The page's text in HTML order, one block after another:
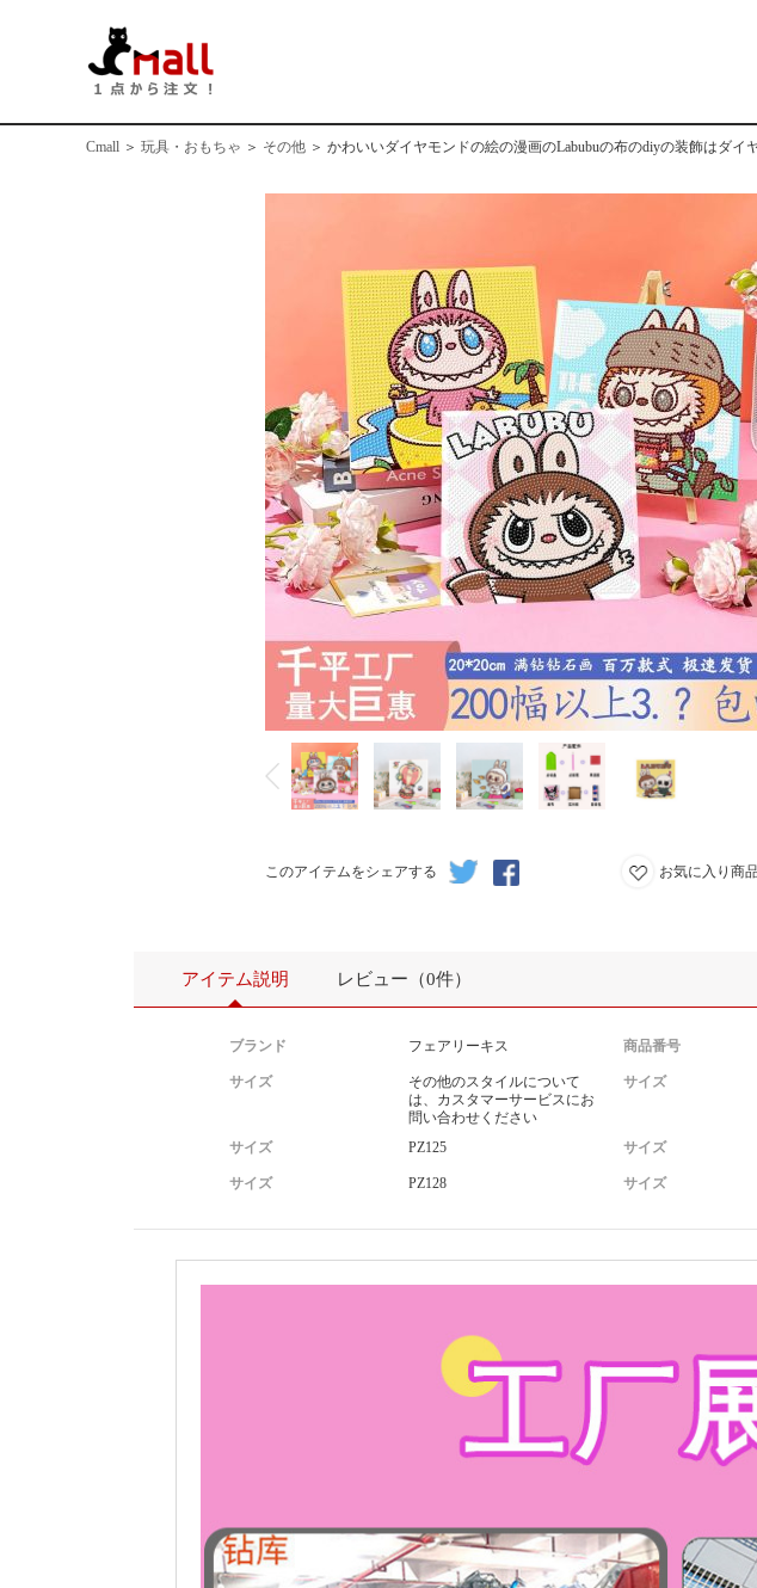
Cmall ＞ 玩具・おもちゃ ＞ その他 ＞ かわいいダイヤモンドの絵の漫画のLabubuの布のdiyの装飾はダ
このアイテムをシェアする お気に入り商
アイテム説明 レビュー（0件）
ブランド フェアリーキス 商品番号
サイズ
その他のスタイルについて
は、カスタマーサービスにお
問い合わせください
サイズ
サイズ PZ125 サイズ
サイズ PZ128 サイズ